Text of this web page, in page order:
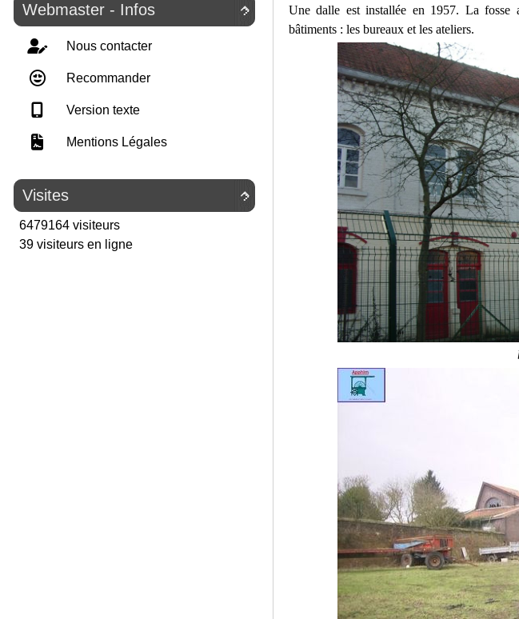

Webmaster - Infos
Nous contacter
Recommander
Version texte
Mentions Légales

Visites
6479164 visiteurs
39 visiteurs en ligne
Une dalle est installée en 1957. La
bâtiments : les bureaux et les ateliers.